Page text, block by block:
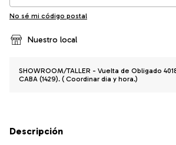
No sé mi código postal
Nuestro local
SHOWROOM/TALLER - Vuelta de Obligado
CABA (1429). ( Coordinar dia y hora.)
Descripción